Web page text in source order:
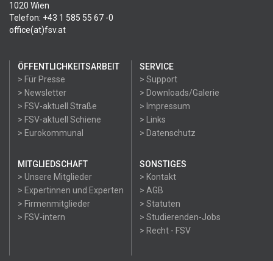
1020 Wien
Telefon: +43 1 585 55 67 -0
office(at)fsv.at
ÖFFENTLICHKEITSARBEIT
> Für Presse
> Newsletter
> FSV-aktuell Straße
> FSV-aktuell Schiene
> Eurokommunal
SERVICE
> Support
> Downloads/Galerie
> Impressum
> Links
> Datenschutz
MITGLIEDSCHAFT
> Unsere Mitglieder
> Expertinnen und Experten
> Firmenmitglieder
> FSV-intern
SONSTIGES
> Kontakt
> AGB
> Statuten
> Studierenden-Jobs
> Recht - FSV